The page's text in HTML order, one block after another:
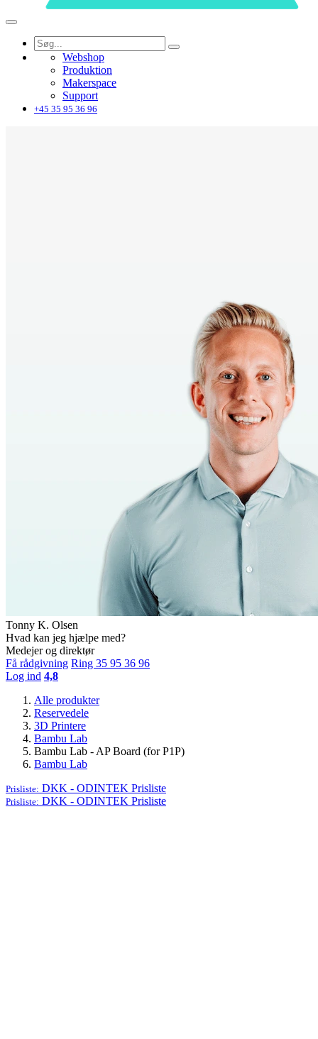
Webshop
Produktion
Makerspace
Support
+45 35 95 36 96
Tonny K. Olsen
Hvad kan jeg hjælpe med?
Medejer og direktør
Få rådgivning Ring 35 95 36 96
Log ind 4,8
Alle produkter
Reservedele
3D Printere
Bambu Lab
Bambu Lab - AP Board (for P1P)
Bambu Lab
Prisliste: DKK - ODINTEK Prisliste
Prisliste: DKK - ODINTEK Prisliste